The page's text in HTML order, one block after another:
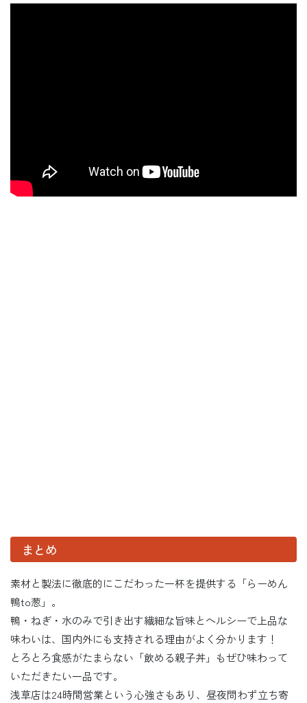
まとめ
素材と製法に徹底的にこだわった一杯を提供する「らーめん
鴨to葱」。
鴨・ねぎ・水のみで引き出す繊細な旨味とヘルシーで上品な
味わいは、国内外にも支持される理由がよく分かります！
とろとろ食感がたまらない「飲める親子丼」もぜひ味わって
いただきたい一品です。
浅草店は24時間営業という心強さもあり、昼夜問わず立ち寄